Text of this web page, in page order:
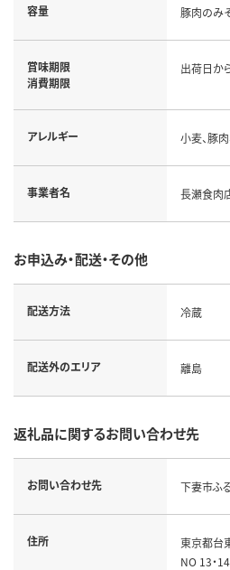
容量 豚肉の
賞味期限
消費期限
出荷日か
アレルギー 小麦、豚肉
事業者名 長瀬食肉
お申込み・配送・その他
配送方法 冷蔵
配送外のエリア 離島
返礼品に関するお問い合わせ先
お問い合わせ先 下妻市ふ
住所
東京都台
NO 13・